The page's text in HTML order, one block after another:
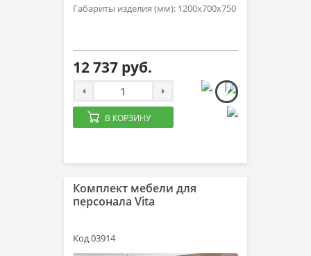
Габариты изделия (мм): 1200х700х750
12 737 руб.
В КОРЗИНУ
Комплект мебели для
персонала Vita
Код 03914